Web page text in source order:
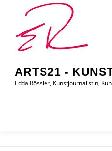
springen
ARTS21 -
Edda Rössler, Kunstjournalistin,